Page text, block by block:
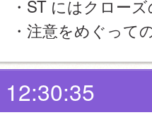
・ST にはクロー
・注意をめぐって